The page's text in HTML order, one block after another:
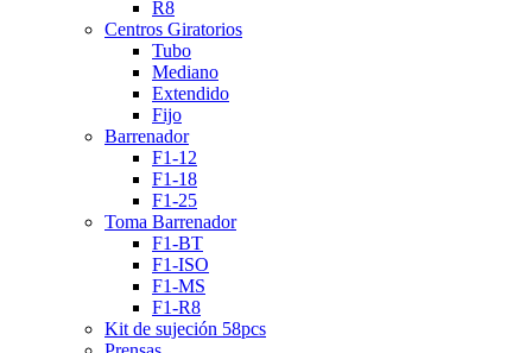
R8
Centros Giratorios
Tubo
Mediano
Extendido
Fijo
Barrenador
F1-12
F1-18
F1-25
Toma Barrenador
F1-BT
F1-ISO
F1-MS
F1-R8
Kit de sujeción 58pcs